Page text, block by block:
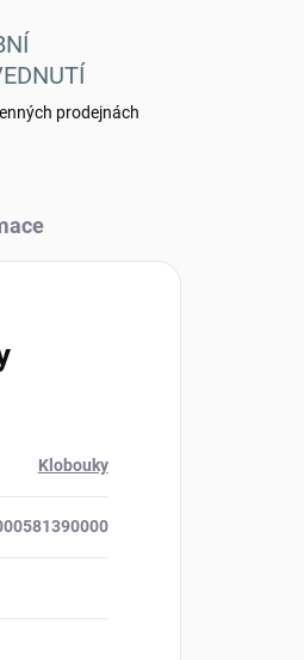
prodejnách
Klobouky